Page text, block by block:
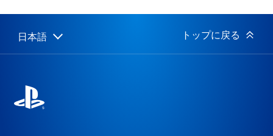
日:
Select
a
Current
region:
日本語 トップに戻る